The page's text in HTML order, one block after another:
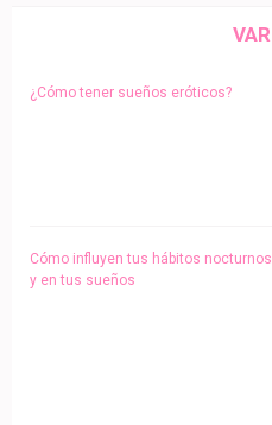
¿Cómo tener sueños eróticos?
Cómo influyen tus hábitos
y en tus sueños